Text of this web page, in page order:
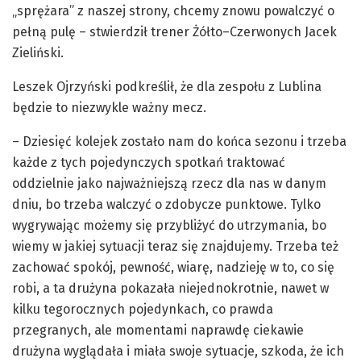
„sprężara” z naszej strony, chcemy znowu powalczyć o
pełną pulę – stwierdził trener Żółto–Czerwonych Jacek
Zieliński.
Leszek Ojrzyński podkreślił, że dla zespołu z Lublina
będzie to niezwykle ważny mecz.
– Dziesięć kolejek zostało nam do końca sezonu i trzeba
każde z tych pojedynczych spotkań traktować
oddzielnie jako najważniejszą rzecz dla nas w danym
dniu, bo trzeba walczyć o zdobycze punktowe. Tylko
wygrywając możemy się przybliżyć do utrzymania, bo
wiemy w jakiej sytuacji teraz się znajdujemy. Trzeba też
zachować spokój, pewność, wiarę, nadzieję w to, co się
robi, a ta drużyna pokazała niejednokrotnie, nawet w
kilku tegorocznych pojedynkach, co prawda
przegranych, ale momentami naprawdę ciekawie
drużyna wyglądała i miała swoje sytuacje, szkoda, że ich